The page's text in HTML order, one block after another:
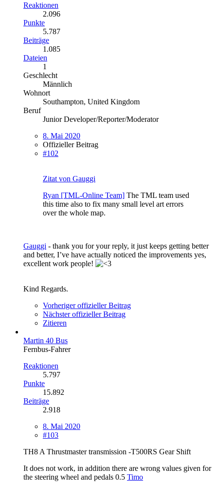
Reaktionen
2.096
Punkte
5.787
Beiträge
1.085
Dateien
1
Geschlecht
Männlich
Wohnort
Southampton, United Kingdom
Beruf
Junior Developer/Reporter/Moderator
8. Mai 2020
Offizieller Beitrag
#102
Zitat von Gauggi
Ryan [TML-Online Team] The TML team used
this time also to fix many small level art errors
over the whole map.
Gauggi - thank you for your reply, it just keeps getting better
and better, I’ve have actually noticed the improvements yes,
excellent work people!
Kind Regards.
Vorheriger offizieller Beitrag
Nächster offizieller Beitrag
Zitieren
Martin 40 Bus
Fernbus-Fahrer
Reaktionen
5.797
Punkte
15.892
Beiträge
2.918
8. Mai 2020
#103
TH8 A Thrustmaster transmission -T500RS Gear Shift
It does not work, in addition there are wrong values given for
the steering wheel and pedals 0.5 Timo